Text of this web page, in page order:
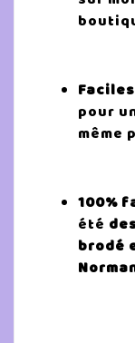
pour
même
100%
été
brodé